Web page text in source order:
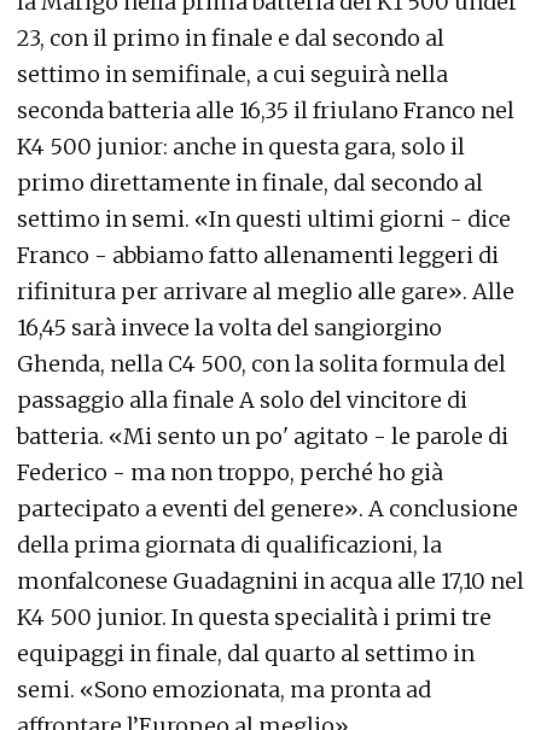
23, con il primo in finale e dal secondo al
settimo in semifinale, a cui seguirà nella
seconda batteria alle 16,35 il friulano Franco nel
K4 500 junior: anche in questa gara, solo il
primo direttamente in finale, dal secondo al
settimo in semi. «In questi ultimi giorni - dice
Franco - abbiamo fatto allenamenti leggeri di
rifinitura per arrivare al meglio alle gare». Alle
16,45 sarà invece la volta del sangiorgino
Ghenda, nella C4 500, con la solita formula del
passaggio alla finale A solo del vincitore di
batteria. «Mi sento un po' agitato - le parole di
Federico - ma non troppo, perché ho già
partecipato a eventi del genere». A conclusione
della prima giornata di qualificazioni, la
monfalconese Guadagnini in acqua alle 17,10 nel
K4 500 junior. In questa specialità i primi tre
equipaggi in finale, dal quarto al settimo in
semi. «Sono emozionata, ma pronta ad